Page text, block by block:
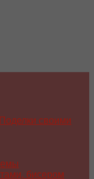
своими
бисером